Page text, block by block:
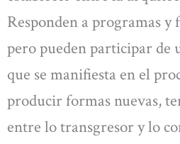
Responden a programas
pero pueden participar de
que se manifiesta en el
producir formas nuevas,
entre lo transgresor y lo